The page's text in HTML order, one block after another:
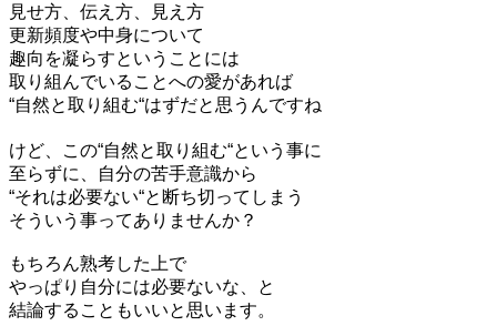
見せ方、伝え方、見え方
更新頻度や中身について
趣向を凝らすということには
取り組んでいることへの愛があれば
“自然と取り組む“はずだと思うんですね
けど、この“自然と取り組む“という事に
至らずに、自分の苦手意識から
“それは必要ない“と断ち切ってしまう
そういう事ってありませんか？
もちろん熟考した上で
やっぱり自分には必要ないな、と
結論することもいいと思います。